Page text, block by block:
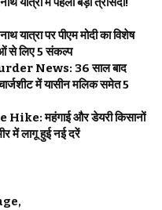
पर पीएम मोदी का विशेष
से लिए 5 संकल्प
News: 36 साल बाद
में यासीन मलिक समेत 5
महंगाई और डेयरी किसानों
में लागू हुई नई दरें